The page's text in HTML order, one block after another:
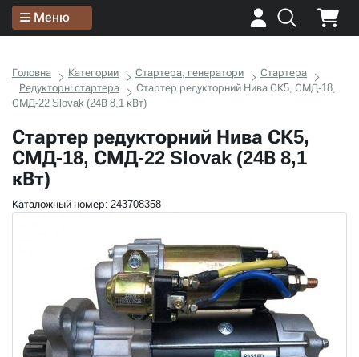
Меню
Головна Категории Стартера, генератори
Стартера
Редукторні стартера
Стартер редукторний Нива СК5, СМД-18,
СМД-22 Slovak (24В 8,1 кВт)
Стартер редукторний Нива СК5,
СМД-18, СМД-22 Slovak (24В 8,1
кВт)
Каталожный номер: 243708358